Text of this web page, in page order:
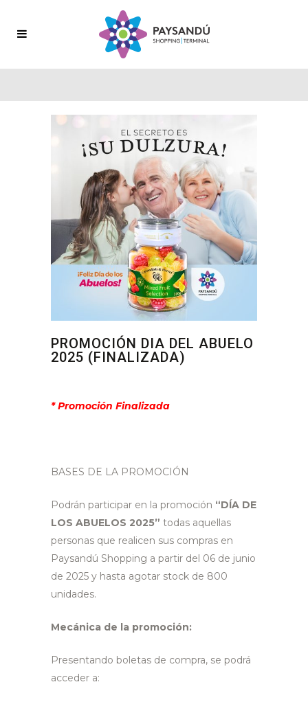
PROMOCIÓN DIA DEL ABUELO
2025 (FINALIZADA)
* Promoción Finalizada
BASES DE LA PROMOCIÓN
Podrán participar en la promoción “DÍA DE
LOS ABUELOS 2025” todas aquellas
personas que realicen sus compras en
Paysandú Shopping a partir del 06 de junio
de 2025 y hasta agotar stock de 800
unidades.
Mecánica de la promoción:
Presentando boletas de compra, se podrá
acceder a: